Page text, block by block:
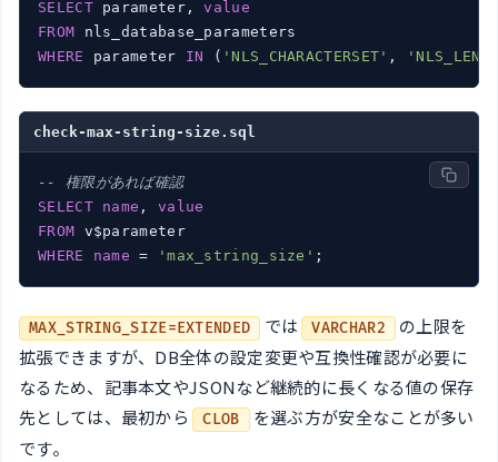
SELECT parameter, value
FROM
WHERE parameter IN ( 'NLS_CHARACTERSET' ,
check-max-string-size.sql
-- 権限があれば確認
SELECT
name , value
FROM
v$parameter
WHERE
name = 'max_string_size' ;
MAX_STRING_SIZE=EXTENDED では VARCHAR2
の上限を
拡張できますが、DB全体の設定変更や互換性確認が必要に
なるため、記事本文やJSONなど継続的に長くなる値の保存
先としては、最初から CLOB を選ぶ方が安全なことが多い
です。